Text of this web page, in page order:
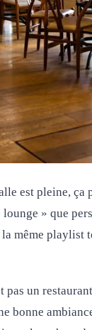
est pleine, ça
» que
même playlist
un
bonne